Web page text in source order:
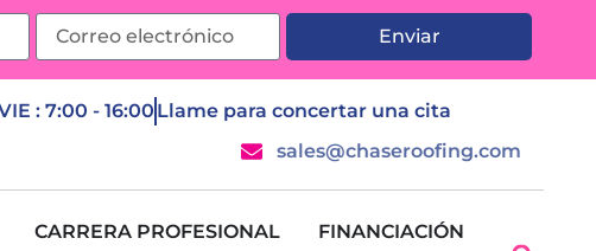
Enviar
: 7:00 - 16:00 Llame para concertar una cita
sales@chaseroofing.com
CARRERA PROFESIONAL FINANCIACIÓN